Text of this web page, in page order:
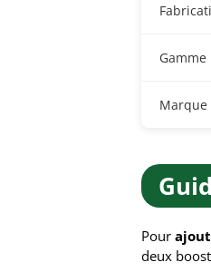
Gamme
Marque
Pour
deux